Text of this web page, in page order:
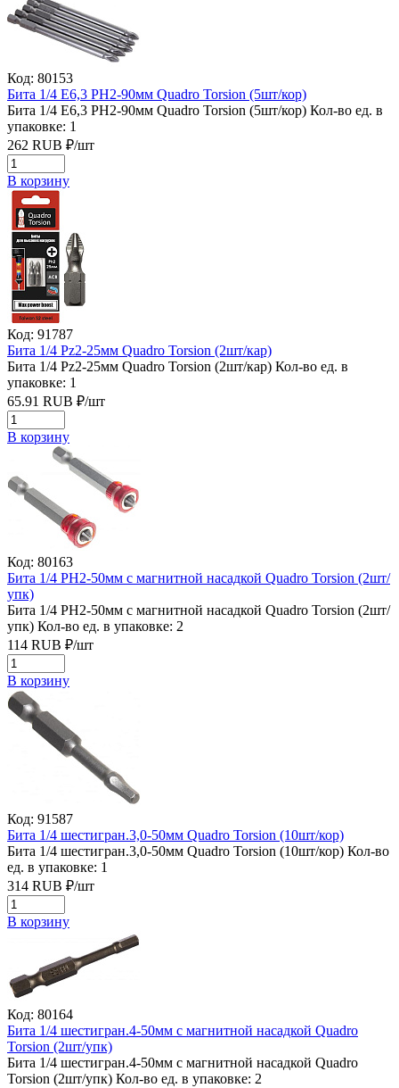
Код: 80153
Бита 1/4 Е6,3 РН2-90мм Quadro Torsion (5шт/кор)
Бита 1/4 Е6,3 РН2-90мм Quadro Torsion (5шт/кор) Кол-во ед. в
упаковке: 1
262 RUB ₽/шт
В корзину
Код: 91787
Бита 1/4 Рz2-25мм Quadro Torsion (2шт/кар)
Бита 1/4 Рz2-25мм Quadro Torsion (2шт/кар) Кол-во ед. в
упаковке: 1
65.91 RUB ₽/шт
В корзину
Код: 80163
Бита 1/4 РН2-50мм с магнитной насадкой Quadro Torsion (2шт/
упк)
Бита 1/4 РН2-50мм с магнитной насадкой Quadro Torsion (2шт/
упк) Кол-во ед. в упаковке: 2
114 RUB ₽/шт
В корзину
Код: 91587
Бита 1/4 шестигран.3,0-50мм Quadro Torsion (10шт/кор)
Бита 1/4 шестигран.3,0-50мм Quadro Torsion (10шт/кор) Кол-во
ед. в упаковке: 1
314 RUB ₽/шт
В корзину
Код: 80164
Бита 1/4 шестигран.4-50мм с магнитной насадкой Quadro
Torsion (2шт/упк)
Бита 1/4 шестигран.4-50мм с магнитной насадкой Quadro
Torsion (2шт/упк) Кол-во ед. в упаковке: 2